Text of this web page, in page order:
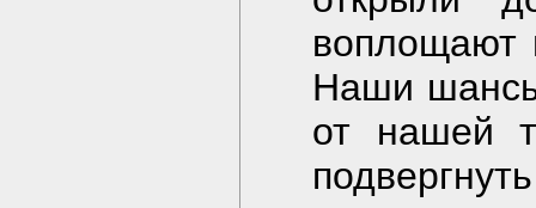
воплощают
Наши шансы
от нашей